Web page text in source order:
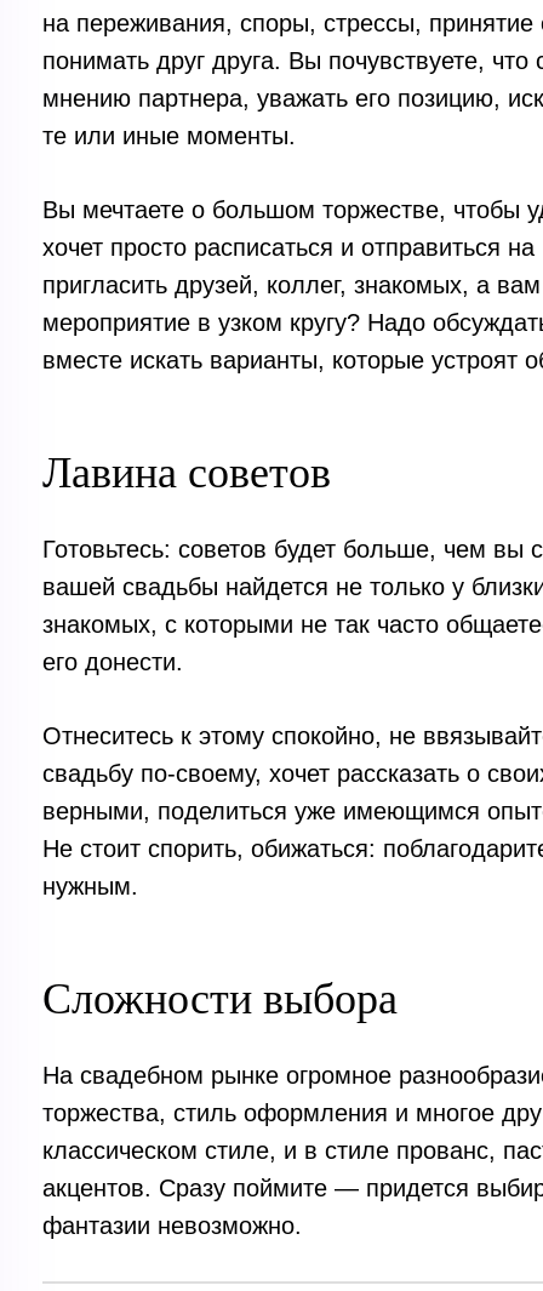
на переживания, споры, стрессы,
понимать друг друга. Вы почувствуете,
мнению партнера, уважать его позицию,
те или иные моменты.
Вы мечтаете о большом торжестве, чтобы
хочет просто расписаться и отправиться
пригласить друзей, коллег, знакомых, а
мероприятие в узком кругу? Надо
вместе искать варианты, которые устроят
Лавина советов
Готовьтесь: советов будет больше, чем вы
вашей свадьбы найдется не только у
знакомых, с которыми не так часто
его донести.
Отнеситесь к этому спокойно, не
свадьбу по-своему, хочет рассказать о
верными, поделиться уже имеющимся
Не стоит спорить, обижаться:
нужным.
Сложности выбора
На свадебном рынке огромное
торжества, стиль оформления и многое
классическом стиле, и в стиле прованс,
акцентов. Сразу поймите — придется
фантазии невозможно.